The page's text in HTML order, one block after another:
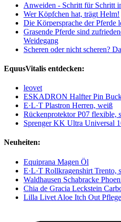
Anweiden - Schritt für Schritt
Wer Köpfchen hat, trägt Helm!
Die Körpersprache der Pferde
Grasende Pferde sind
Weidegang
Scheren oder nicht scheren?
EquusVitalis entdecken:
leovet
ESKADRON Halfter Pin
E·L·T Plastron Herren, weiß
Rückenprotektor P07 flexible,
Sprenger KK Ultra Universal
Neuheiten:
Equiprana Magen Öl
E·L·T Rollkragenshirt Trento,
Waldhausen Schabracke
Chia de Gracia Leckstein
Lilla Livet Aloe Itch Out